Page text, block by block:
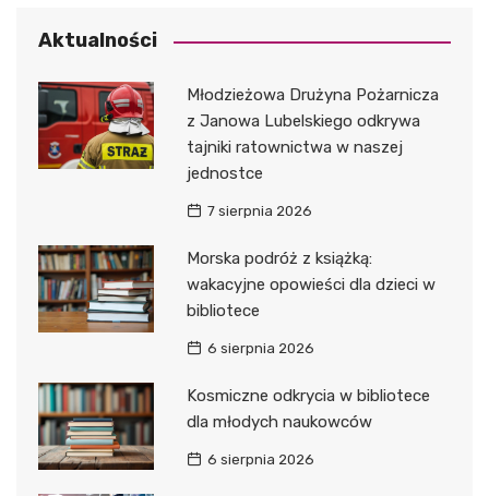
Aktualności
Młodzieżowa Drużyna Pożarnicza
z Janowa Lubelskiego odkrywa
tajniki ratownictwa w naszej
jednostce
7 sierpnia 2026
Morska podróż z książką:
wakacyjne opowieści dla dzieci w
bibliotece
6 sierpnia 2026
Kosmiczne odkrycia w bibliotece
dla młodych naukowców
6 sierpnia 2026